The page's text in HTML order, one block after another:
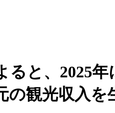
ると、2025年
の観光収入を